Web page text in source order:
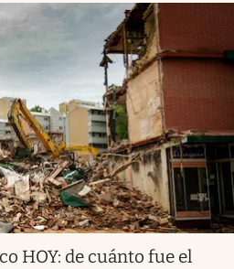
HOY: de cuánto fue el